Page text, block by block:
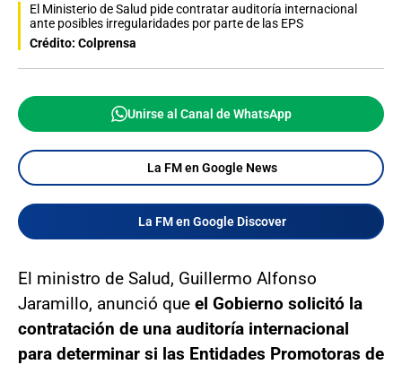
El Ministerio de Salud pide contratar auditoría internacional
ante posibles irregularidades por parte de las EPS
Crédito: Colprensa
Unirse al Canal de WhatsApp
La FM en Google News
La FM en Google Discover
El ministro de Salud, Guillermo Alfonso
Jaramillo, anunció que el Gobierno solicitó la
contratación de una auditoría internacional
para determinar si las Entidades Promotoras de